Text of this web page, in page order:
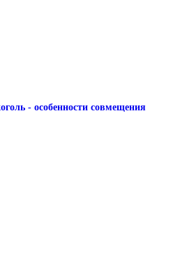
- особенности совмещения